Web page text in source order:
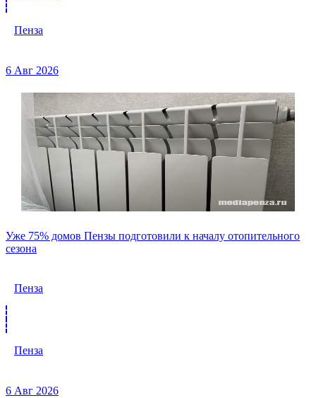
Пенза
6 Авг 2026
Уже 75% домов Пензы подготовили к началу отопительного
сезона
Пенза
Пенза
6 Авг 2026